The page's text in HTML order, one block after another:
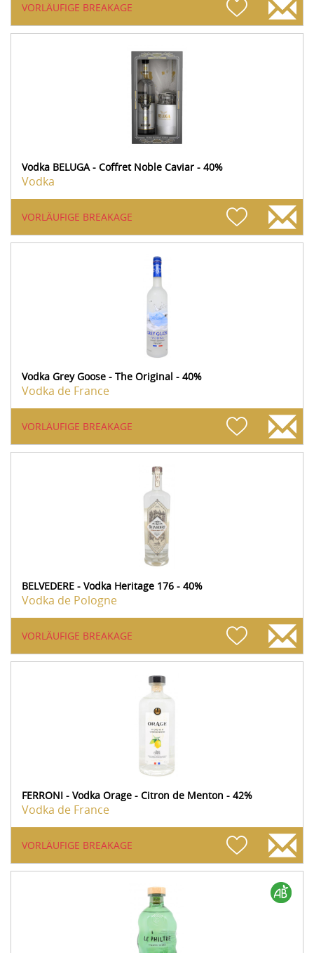
VORLÄUFIGE BREAKAGE
Vodka BELUGA - Coffret Noble Caviar - 40%
Vodka
VORLÄUFIGE BREAKAGE
Vodka Grey Goose - The Original - 40%
Vodka de France
VORLÄUFIGE BREAKAGE
BELVEDERE - Vodka Heritage 176 - 40%
Vodka de Pologne
VORLÄUFIGE BREAKAGE
FERRONI - Vodka Orage - Citron de Menton - 42%
Vodka de France
VORLÄUFIGE BREAKAGE